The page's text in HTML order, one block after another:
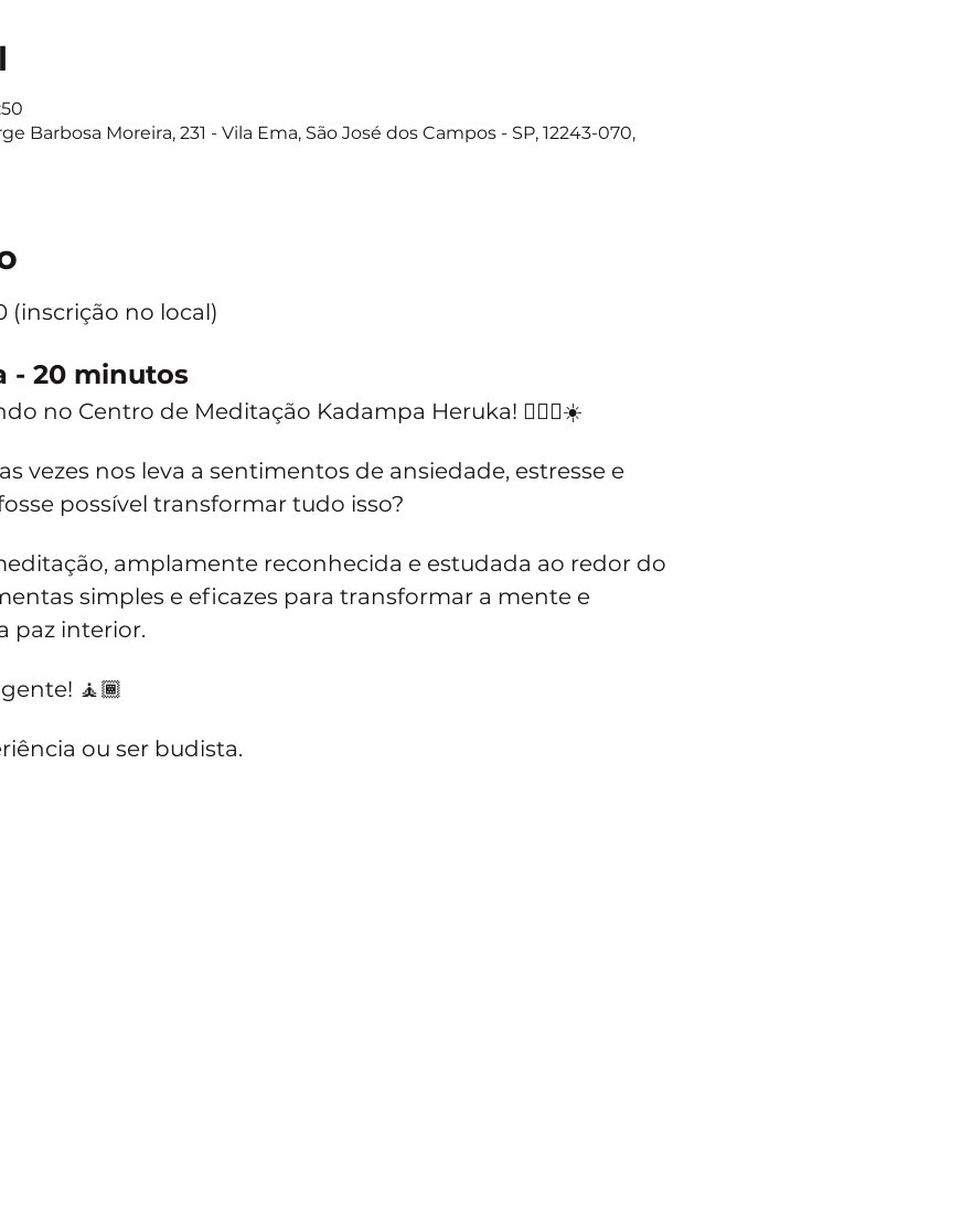
Barbosa Moreira, 231 - Vila Ema, São José dos Campos - SP, 12243-070,
(inscrição no local)
- 20 minutos
no Centro de Meditação Kadampa Heruka! 🧘🏻‍♀️☀️
vezes nos leva a sentimentos de ansiedade, estresse e
possível transformar tudo isso?
amplamente reconhecida e estudada ao redor do
simples e eficazes para transformar a mente e
paz interior.
🧘🏾
ou ser budista.